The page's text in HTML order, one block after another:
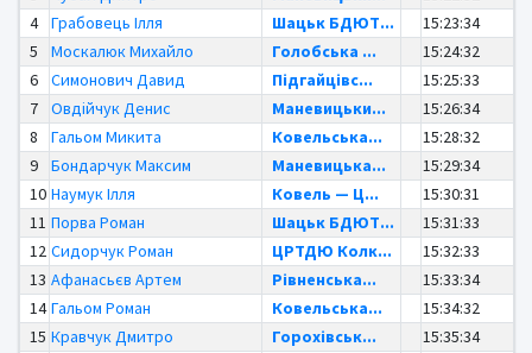
4
Грабовець Ілля Шацьк БДЮТ...
15:23:34
5
Москалюк Михайло Голобська ...
15:24:32
6
Симонович Давид Підгайцівс...
15:25:33
7
Овдійчук Денис Маневицьки...
15:26:34
8
Гальом Микита Ковельська...
15:28:32
9
Бондарчук Максим Маневицька...
15:29:34
10 Наумук Ілля Ковель — Ц...
15:30:31
11 Порва Роман Шацьк БДЮТ...
15:31:33
12 Сидорчук Роман ЦРТДЮ Колк...
15:32:33
13 Афанасьєв Артем Рівненська...
15:33:34
14 Гальом Роман Ковельська...
15:34:32
15 Кравчук Дмитро Горохівськ...
15:35:34